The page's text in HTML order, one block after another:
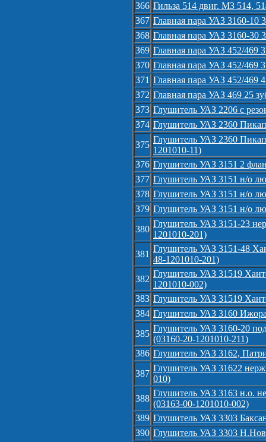
366 Гильза 514 двиг. МЗ 514,
367 Главная пара УАЗ 3160-10
368 Главная пара УАЗ 3160-30
369 Главная пара УАЗ 452/469
370 Главная пара УАЗ 452/469
371 Главная пара УАЗ 452/469
372 Главная пара УАЗ 469 25
373 Глушитель УАЗ 2206 с
374 Глушитель УАЗ 2360
375
Глушитель УАЗ 2360
1201010-11)
376 Глушитель УАЗ 3151 2
377 Глушитель УАЗ 3151 н/о
378 Глушитель УАЗ 3151 н/о
379 Глушитель УАЗ 3151 н/о
380
Глушитель УАЗ 3151-23
1201010-201)
381
Глушитель УАЗ 3151-48
48-1201010-201)
382
Глушитель УАЗ 31519
1201010-002)
383 Глушитель УАЗ 31519
384 Глушитель УАЗ 3160
385
Глушитель УАЗ 3160-20
(03160-20-1201010-211)
386 Глушитель УАЗ 3162,
387
Глушитель УАЗ 31622
010)
388
Глушитель УАЗ 3163 н.о.
(03163-00-1201010-002)
389 Глушитель УАЗ 3303
390 Глушитель УАЗ 3303